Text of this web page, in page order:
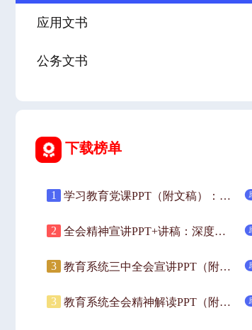
应用文书
公务文书
下载榜单
1 学习教育党课PPT（附文稿）：以镜为鉴，锤炼过硬作风，严守廉洁自律底线.pptx
2 全会精神宣讲PPT+讲稿：深度解读党的二十届三中全会精神.pptx
3 教育系统三中全会宣讲PPT（附讲稿）：深入领会二十届三中全会关于教育领域改革的新要求，坚持立德树人，深化教育综合改革.pptx
3 教育系统全会精神解读PPT（附讲稿）：党的二十届三中全会引领下的教育领域改革新动向.pptx